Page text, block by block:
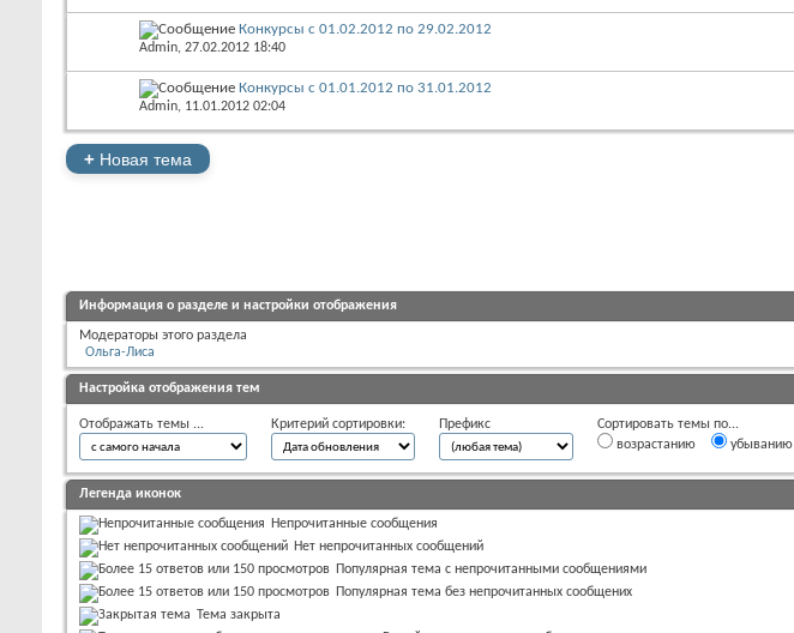
Конкурсы с 01.02.2012 по 29.02.2012
Admin, 27.02.2012 18:40
Конкурсы с 01.01.2012 по 31.01.2012
Admin, 11.01.2012 02:04
+ Новая тема
Информация о разделе и настройки отображения
Модераторы этого раздела
Ольга-Лиса
Настройка отображения тем
Отображать темы ... Критерий сортировки: Префикс
Сортировать темы по...
возрастанию
убыванию
Легенда иконок
Непрочитанные сообщения
Нет непрочитанных сообщений
Популярная тема с непрочитанными сообщениями
Популярная тема без непрочитанных сообщених
Тема закрыта